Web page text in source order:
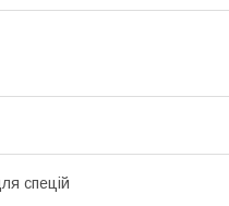
спецій